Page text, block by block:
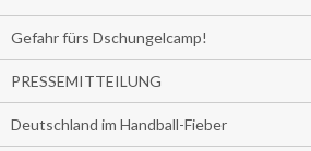
Gefahr fürs Dschungelcamp!
PRESSEMITTEILUNG
Deutschland im Handball-Fieber